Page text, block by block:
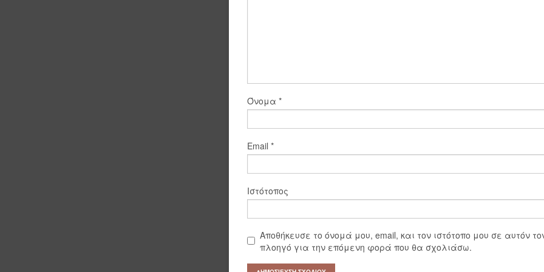
Όνομα *
Email *
Ιστότοπος
Αποθήκευσε το όνομά μου, email, και τον ιστότοπο μου σε αυτόν
πλοηγό για την επόμενη φορά που θα σχολιάσω.